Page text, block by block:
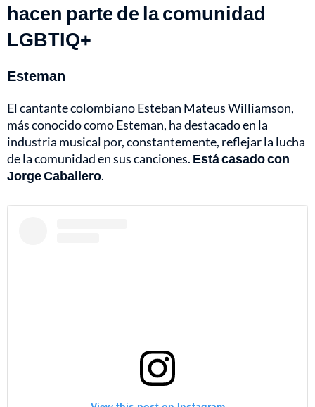
hacen parte de la comunidad
LGBTIQ+
Esteman
El cantante colombiano Esteban Mateus Williamson,
más conocido como Esteman, ha destacado en la
industria musical por, constantemente, reflejar la lucha
de la comunidad en sus canciones. Está casado con
Jorge Caballero.